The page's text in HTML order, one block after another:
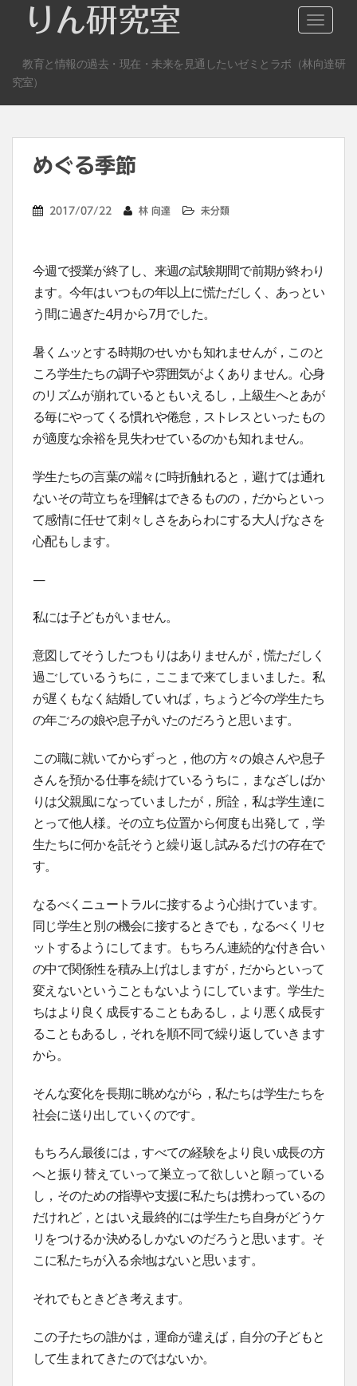
o
りん研究室
教育と情報の過去・現在・未来を見通したいゼミとラボ（林向達研
究室）
めぐる季節
2017/07/22 林 向達 未分類
今週で授業が終了し、来週の試験期間で前期が終わり
ます。今年はいつもの年以上に慌ただしく、あっとい
う間に過ぎた4月から7月でした。
暑くムッとする時期のせいかも知れませんが，このと
ころ学生たちの調子や雰囲気がよくありません。心身
のリズムが崩れているともいえるし，上級生へとあが
る毎にやってくる慣れや倦怠，ストレスといったもの
が適度な余裕を見失わせているのかも知れません。
学生たちの言葉の端々に時折触れると，避けては通れ
ないその苛立ちを理解はできるものの，だからといっ
て感情に任せて刺々しさをあらわにする大人げなさを
心配もします。
—
私には子どもがいません。
意図してそうしたつもりはありませんが，慌ただしく
過ごしているうちに，ここまで来てしまいました。私
が遅くもなく結婚していれば，ちょうど今の学生たち
の年ごろの娘や息子がいたのだろうと思います。
この職に就いてからずっと，他の方々の娘さんや息子
さんを預かる仕事を続けているうちに，まなざしばか
りは父親風になっていましたが，所詮，私は学生達に
とって他人様。その立ち位置から何度も出発して，学
生たちに何かを託そうと繰り返し試みるだけの存在で
す。
なるべくニュートラルに接するよう心掛けています。
同じ学生と別の機会に接するときでも，なるべくリセ
ットするようにしてます。もちろん連続的な付き合い
の中で関係性を積み上げはしますが，だからといって
変えないということもないようにしています。学生た
ちはより良く成長することもあるし，より悪く成長す
ることもあるし，それを順不同で繰り返していきます
から。
そんな変化を長期に眺めながら，私たちは学生たちを
社会に送り出していくのです。
もちろん最後には，すべての経験をより良い成長の方
へと振り替えていって巣立って欲しいと願っている
し，そのための指導や支援に私たちは携わっているの
だけれど，とはいえ最終的には学生たち自身がどうケ
リをつけるか決めるしかないのだろうと思います。そ
こに私たちが入る余地はないと思います。
それでもときどき考えます。
この子たちの誰かは，運命が違えば，自分の子どもと
して生まれてきたのではないか。